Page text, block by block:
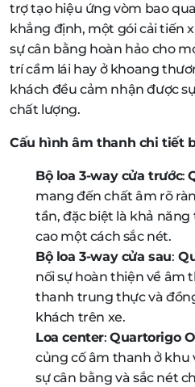
trợ tạo hiệu ứng vòm bao
khẳng định, một gói cải tiến
sự cân bằng hoàn hảo cho
trí cầm lái hay ở khoang
khách đều cảm nhận được
chất lượng.
Cấu hình âm thanh chi tiết
Bộ loa 3-way cửa trước:
mang đến chất âm rõ
tần, đặc biệt là khả
cao một cách sắc nét.
Bộ loa 3-way cửa sau:
nối sự hoàn thiện về âm
thanh trung thực và
khách trên xe.
Loa center:Quartorigo
củng cố âm thanh ở
sự cân bằng và sắc nét